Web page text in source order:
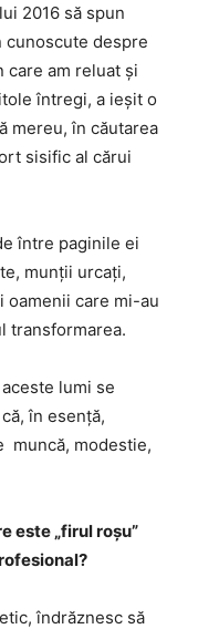
2016 să spun
cunoscute despre
care am reluat și
întregi, a ieșit o
mereu, în căutarea
sisific al cărui
între paginile ei
munții urcați,
care mi-au
transformarea.
lumi se
în esență,
muncă, modestie,
este „firul roșu”
îndrăznesc să